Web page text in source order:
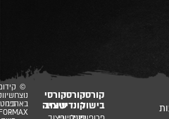
קורסי
בישול
קורסי
קונדיטוריה
קורסי
עיצוב
נוצר
באהבה
PLATFORMAX
קידום
ושיווק
דיגיטלי
-